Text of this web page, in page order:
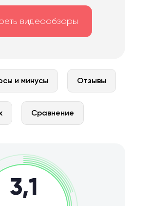
видеообзоры
и минусы Отзывы
Сравнение
3,1